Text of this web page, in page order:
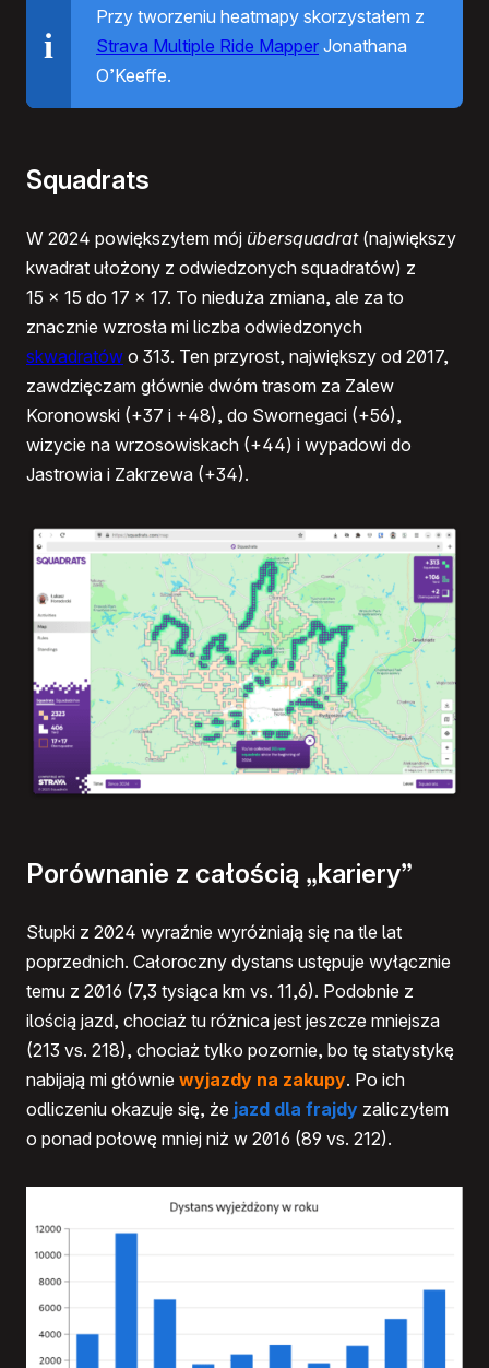
Przy tworzeniu heatmapy skorzystałem z
Strava Multiple Ride Mapper Jonathana
O’Keeffe.
Squadrats
W 2024 powiększyłem mój übersquadrat(największy
kwadrat ułożony z odwiedzonych squadratów) z
15 × 15 do 17 × 17. To nieduża zmiana, ale za to
znacznie wzrosła mi liczba odwiedzonych
skwadratów o 313. Ten przyrost, największy od 2017,
zawdzięczam głównie dwóm trasom za Zalew
Koronowski (+37 i +48), do Swornegaci (+56),
wizycie na wrzosowiskach (+44) i wypadowi do
Jastrowia i Zakrzewa (+34).
Porównanie z całością „kariery”
Słupki z 2024 wyraźnie wyróżniają się na tle lat
poprzednich. Całoroczny dystans ustępuje wyłącznie
temu z 2016 (7,3 tysiąca km vs. 11,6). Podobnie z
ilością jazd, chociaż tu różnica jest jeszcze mniejsza
(213 vs. 218), chociaż tylko pozornie, bo tę statystykę
nabijają mi głównie wyjazdy na zakupy. Po ich
odliczeniu okazuje się, że jazd dla frajdy zaliczyłem
o ponad połowę mniej niż w 2016 (89 vs. 212).